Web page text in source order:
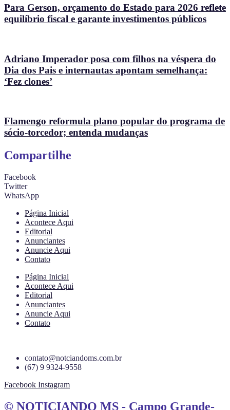
Para Gerson, orçamento do Estado para 2026 reflete
equilíbrio fiscal e garante investimentos públicos
Adriano Imperador posa com filhos na véspera do
Dia dos Pais e internautas apontam semelhança:
‘Fez clones’
Flamengo reformula plano popular do programa de
sócio-torcedor; entenda mudanças
Compartilhe
Facebook
Twitter
WhatsApp
Página Inicial
Acontece Aqui
Editorial
Anunciantes
Anuncie Aqui
Contato
Página Inicial
Acontece Aqui
Editorial
Anunciantes
Anuncie Aqui
Contato
contato@notciandoms.com.br
(67) 9 9324-9558
Facebook Instagram
© NOTICIANDO MS - Campo Grande-